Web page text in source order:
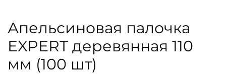
Апельсиновая палочка
EXPERT деревянная 110
мм (100 шт)